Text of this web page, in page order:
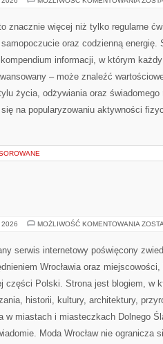
znacznie więcej niż tylko regularne
oraz codzienną energię.
informacji, w którym
– może znaleźć
życia, odżywiania oraz świadomego
na popularyzowaniu aktywności
2026 MOŻLIWOŚĆ KOMENTOWANIA
serwis internetowy poświęcony
Wrocławia oraz
części Polski. Strona jest blogiem, w
historii, kultury, architektury,
w miastach i miasteczkach Dolnego
Moda Wrocław nie ogranicza